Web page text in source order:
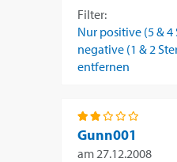
Filter:
Nur positive (5 & 4
negative (1 & 2
entfernen
Gunn001
am27.12.2008